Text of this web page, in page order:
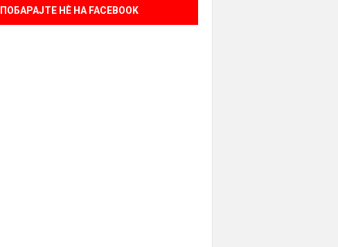
ПОБАРАЈТЕ НÈ НА FACEBOOK